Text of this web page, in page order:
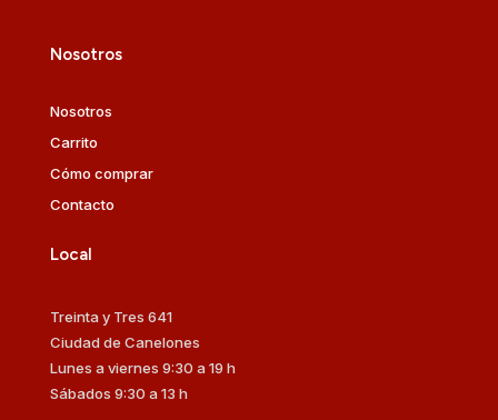
Nosotros
Nosotros
Carrito
Cómo comprar
Contacto
Local
Treinta y Tres 641
Ciudad de Canelones
Lunes a viernes 9:30 a 19 h
Sábados 9:30 a 13 h